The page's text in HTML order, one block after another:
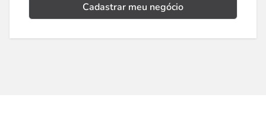
Cadastrar meu negócio